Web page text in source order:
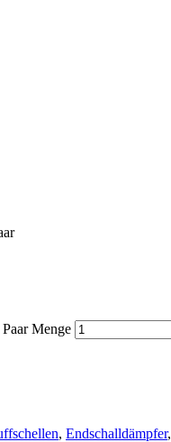
Menge
, Endschalldämpfer,